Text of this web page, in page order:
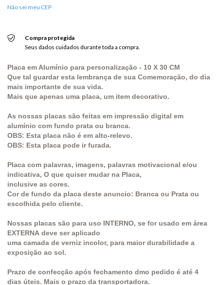
Não sei meu CEP
Compra protegida
Seus dados cuidados durante toda a compra.
Placa em Alumínio para personalização - 10 X 30 CM
Que tal guardar esta lembrança de sua Comemoração, do dia
mais importante de sua vida.
Mais que apenas uma placa, um item decorativo.
As nossas placas são feitas em impressão digital em
alumínio com fundo prata ou branca.
OBS: Esta placa não é em alto-relevo.
OBS: Esta placa pode ir furada.
Placa com palavras, imagens, palavras motivacional e/ou
indicativa, O que quiser mudar na Placa,
inclusive as cores.
Cor de fundo da placa deste anuncio: Branca ou Prata ou
escolhida pelo cliente.
Nossas placas são para uso INTERNO, se for usado em área
EXTERNA deve ser aplicado
uma camada de verniz incolor, para maior durabilidade a
exposição ao sol.
Prazo de confecção após fechamento dmo pedido é até 4
dias úteis. Mais o prazo da transportadora.